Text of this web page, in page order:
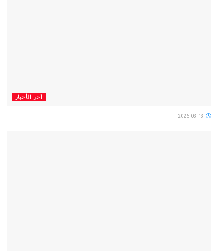
آخر الأخبار